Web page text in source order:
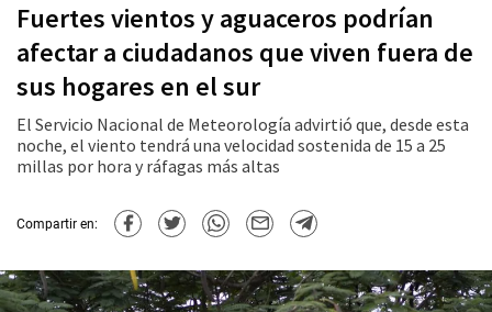
Fuertes vientos y aguaceros podrían
afectar a ciudadanos que viven fuera de
sus hogares en el sur
El Servicio Nacional de Meteorología advirtió que, desde esta
noche, el viento tendrá una velocidad sostenida de 15 a 25
millas por hora y ráfagas más altas
Compartir en: